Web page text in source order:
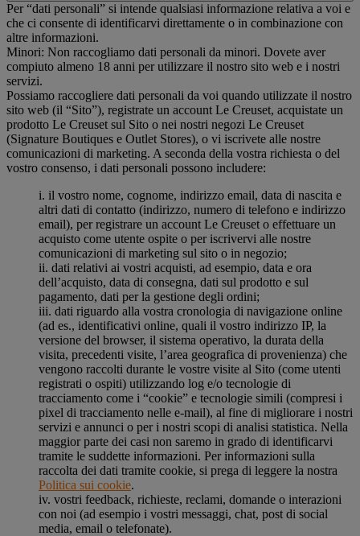
Per “dati personali” si intende qualsiasi informazione relativa a voi e
che ci consente di identificarvi direttamente o in combinazione con
altre informazioni.
Minori: Non raccogliamo dati personali da minori. Dovete aver
compiuto almeno 18 anni per utilizzare il nostro sito web e i nostri
servizi.
Possiamo raccogliere dati personali da voi quando utilizzate il nostro
sito web (il “Sito”), registrate un account Le Creuset, acquistate un
prodotto Le Creuset sul Sito o nei nostri negozi Le Creuset
(Signature Boutiques e Outlet Stores), o vi iscrivete alle nostre
comunicazioni di marketing. A seconda della vostra richiesta o del
vostro consenso, i dati personali possono includere:
i. il vostro nome, cognome, indirizzo email, data di nascita e
altri dati di contatto (indirizzo, numero di telefono e indirizzo
email), per registrare un account Le Creuset o effettuare un
acquisto come utente ospite o per iscrivervi alle nostre
comunicazioni di marketing sul sito o in negozio;
ii. dati relativi ai vostri acquisti, ad esempio, data e ora
dell’acquisto, data di consegna, dati sul prodotto e sul
pagamento, dati per la gestione degli ordini;
iii. dati riguardo alla vostra cronologia di navigazione online
(ad es., identificativi online, quali il vostro indirizzo IP, la
versione del browser, il sistema operativo, la durata della
visita, precedenti visite, l’area geografica di provenienza) che
vengono raccolti durante le vostre visite al Sito (come utenti
registrati o ospiti) utilizzando log e/o tecnologie di
tracciamento come i “cookie” e tecnologie simili (compresi i
pixel di tracciamento nelle e-mail), al fine di migliorare i nostri
servizi e annunci o per i nostri scopi di analisi statistica. Nella
maggior parte dei casi non saremo in grado di identificarvi
tramite le suddette informazioni. Per informazioni sulla
raccolta dei dati tramite cookie, si prega di leggere la nostra
Politica sui cookie.
iv. vostri feedback, richieste, reclami, domande o interazioni
con noi (ad esempio i vostri messaggi, chat, post di social
media, email o telefonate).